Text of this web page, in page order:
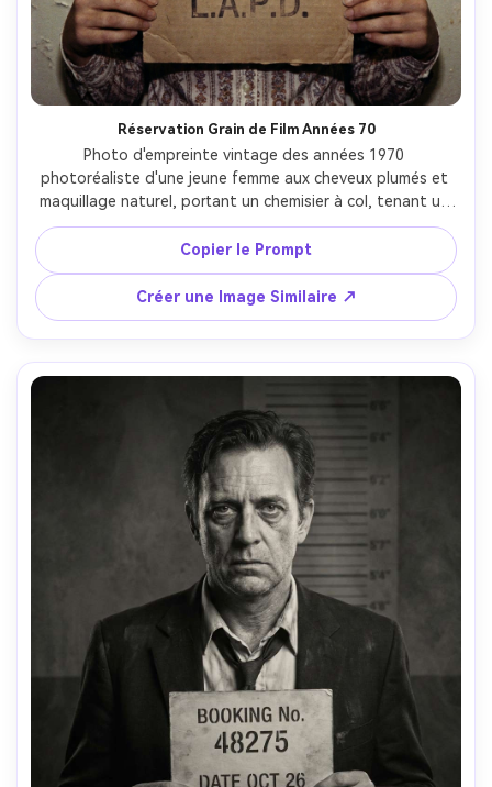
Réservation Grain de Film Années 70
Photo d'empreinte vintage des années 1970
photoréaliste d'une jeune femme aux cheveux plumés et
maquillage naturel, portant un chemisier à col, tenant un
placard en carton vieilli aux chiffres estampés, mur de
tableau de hauteur ivoire avec lignes de mesure passées,
lumière tungstène en hauteur et flash faible, grain de film
prononcé, couleurs atténuées, léger vignettage, prise au
50mm, cadrage poitrine, réalisme documentaire --ar 4:5
Copier le Prompt
Créer une Image Similaire ↗